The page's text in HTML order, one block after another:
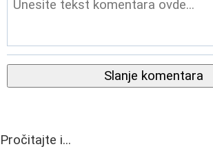
Slanje komentara
Pročitajte i...